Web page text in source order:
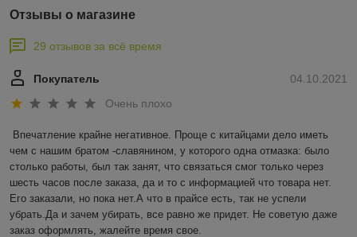
Отзывы о магазине
29 отзывов за всё время
04.10.2021
Покупатель
Очень плохо
Впечатление крайне негативное. Проще с китайцами дело иметь
чем с нашим братом -славянином, у которого одна отмазка: было
столько работы, был так занят, что связаться смог только через
шесть часов после заказа, да и то с информацией что товара нет.
Его заказали, но пока нет.А что в прайсе есть, так не успели
убрать.Да и зачем убирать, все равно же придет. Не советую даже
заказ оформлять, жалейте время свое.